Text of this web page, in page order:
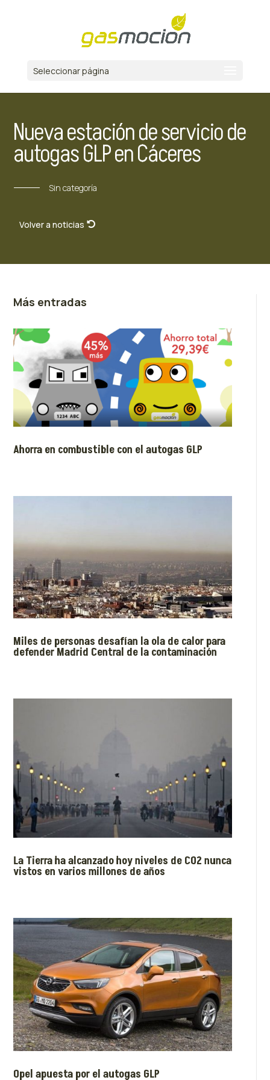
Seleccionar página
Nueva estación de servicio de
autogas GLP en Cáceres
Sin categoría
Volver a noticias
Más entradas
Ahorra en combustible con el autogas GLP
Miles de personas desafían la ola de calor para
defender Madrid Central de la contaminación
La Tierra ha alcanzado hoy niveles de CO2 nunca
vistos en varios millones de años
Opel apuesta por el autogas GLP